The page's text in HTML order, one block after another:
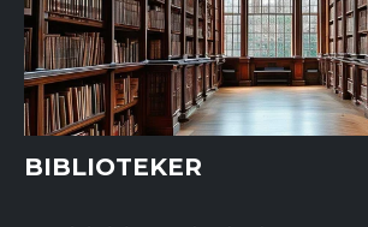
BIBLIOTEKER